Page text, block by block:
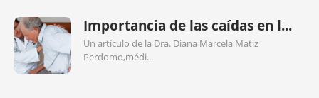
Importancia de las caídas en l...
Un artículo de la Dra. Diana Marcela Matiz
Perdomo,médi...